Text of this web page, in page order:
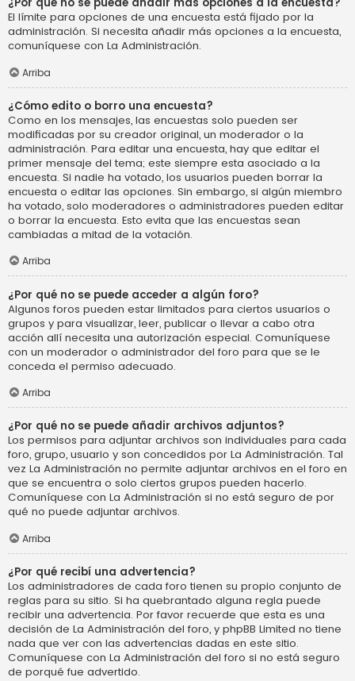
El límite para opciones de una encuesta está fijado por la
administración. Si necesita añadir más opciones a la encuesta,
comuníquese con La Administración.
Arriba
¿Cómo edito o borro una encuesta?
Como en los mensajes, las encuestas solo pueden ser
modificadas por su creador original, un moderador o la
administración. Para editar una encuesta, hay que editar el
primer mensaje del tema; este siempre esta asociado a la
encuesta. Si nadie ha votado, los usuarios pueden borrar la
encuesta o editar las opciones. Sin embargo, si algún miembro
ha votado, solo moderadores o administradores pueden editar
o borrar la encuesta. Esto evita que las encuestas sean
cambiadas a mitad de la votación.
Arriba
¿Por qué no se puede acceder a algún foro?
Algunos foros pueden estar limitados para ciertos usuarios o
grupos y para visualizar, leer, publicar o llevar a cabo otra
acción allí necesita una autorización especial. Comuníquese
con un moderador o administrador del foro para que se le
conceda el permiso adecuado.
Arriba
¿Por qué no se puede añadir archivos adjuntos?
Los permisos para adjuntar archivos son individuales para cada
foro, grupo, usuario y son concedidos por La Administración. Tal
vez La Administración no permite adjuntar archivos en el foro en
que se encuentra o solo ciertos grupos pueden hacerlo.
Comuníquese con La Administración si no está seguro de por
qué no puede adjuntar archivos.
Arriba
¿Por qué recibí una advertencia?
Los administradores de cada foro tienen su propio conjunto de
reglas para su sitio. Si ha quebrantado alguna regla puede
recibir una advertencia. Por favor recuerde que esta es una
decisión de La Administración del foro, y phpBB Limited no tiene
nada que ver con las advertencias dadas en este sitio.
Comuníquese con La Administración del foro si no está seguro
de porqué fue advertido.